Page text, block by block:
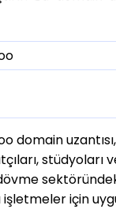
domain
stüdyoları
için